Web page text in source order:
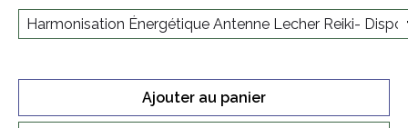
Ajouter au panier